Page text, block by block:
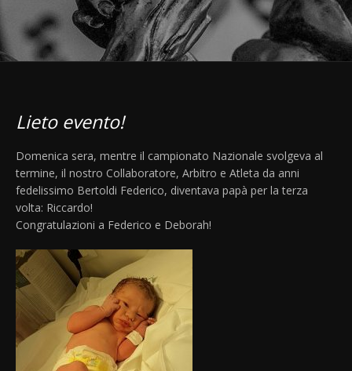
Lieto evento!
Domenica sera, mentre il campionato Nazionale svolgeva al
termine, il nostro Collaboratore, Arbitro e Atleta da anni
fedelissimo Bertoldi Federico, diventava papà per la terza
volta: Riccardo!
Congratulazioni a Federico e Deborah!